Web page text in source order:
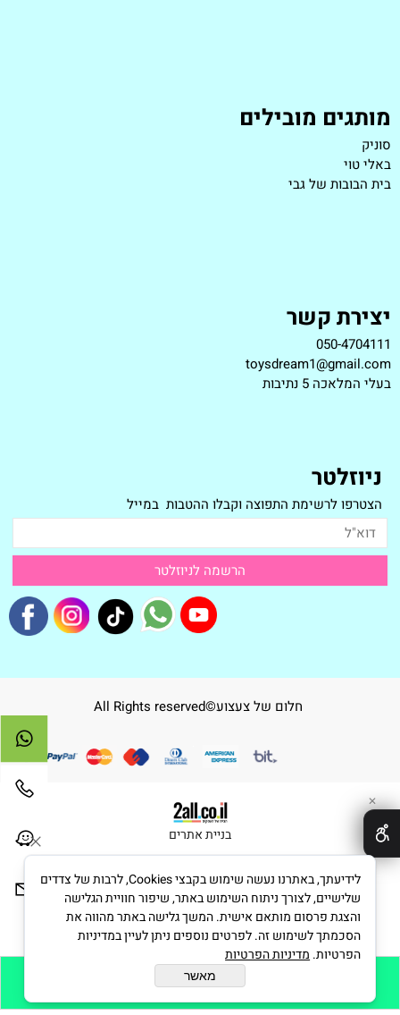
הוסף לסל
מותגים מובילים
סוניק
באלי טוי
בית הבובות של גבי
יצירת קשר
050-4704111
toysdream1@gmail.com
בעלי המלאכה 5 נתיבות
ניוזלטר
הצטרפו לרשימת התפוצה וקבלו ההטבות במייל
חלום של צעצוע©All Rights reserved
בניית אתרים
✕
לידיעתך, באתרנו נעשה שימוש בקבצי Cookies, לרבות של צדדים
שלישיים, לצורך ניתוח השימוש באתר, שיפור חוויית הגלישה
והצגת פרסום מותאם אישית. המשך גלישה באתר מהווה את
הסכמתך לשימוש זה. לפרטים נוספים ניתן לעיין במדיניות
הפרטיות. מדיניות הפרטיות
מאשר